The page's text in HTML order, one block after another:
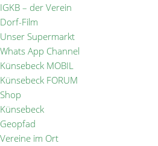
IGKB – der Verein
Dorf-Film
Unser Supermarkt
Whats App Channel
Künsebeck MOBIL
Künsebeck FORUM
Shop
Künsebeck
Geopfad
Vereine im Ort